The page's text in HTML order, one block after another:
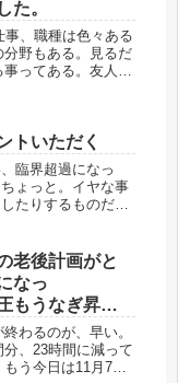
た。
事、職種は色々ある
野もある。見るだ
ってある。友人
歴はみな異なる。
トいただく
臨界超過になっ
ょっと。イヤな事
たりするものだけ
老後計画がと
なっ
もうなぎ昇り
わるのが、早い。
、23時間に減って
う今日は11月7日